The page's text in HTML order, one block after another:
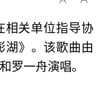
相关单位指导协
》。该歌曲由
罗一舟演唱。